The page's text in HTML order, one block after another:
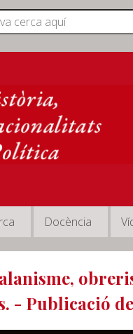
Docència
- Publicació